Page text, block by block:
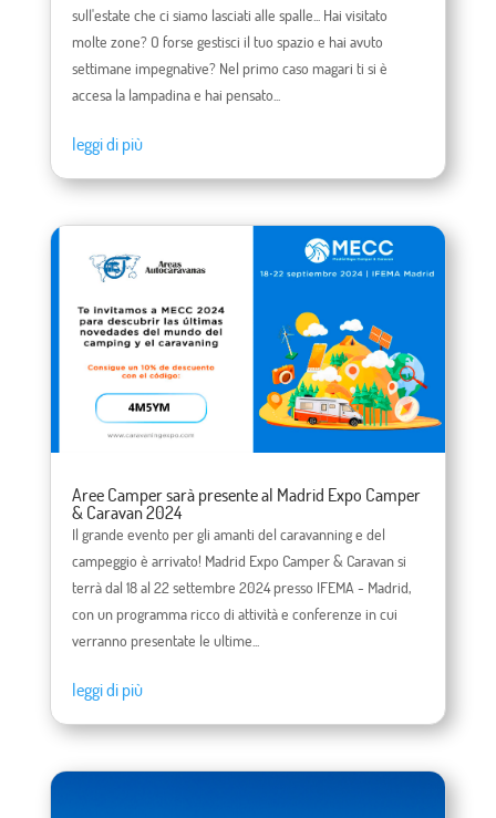
sull'estate che ci siamo lasciati alle spalle... Hai visitato
molte zone? O forse gestisci il tuo spazio e hai avuto
settimane impegnative? Nel primo caso magari ti si è
accesa la lampadina e hai pensato...
leggi di più
Aree Camper sarà presente al Madrid Expo Camper
& Caravan 2024
Il grande evento per gli amanti del caravanning e del
campeggio è arrivato! Madrid Expo Camper & Caravan si
terrà dal 18 al 22 settembre 2024 presso IFEMA - Madrid,
con un programma ricco di attività e conferenze in cui
verranno presentate le ultime...
leggi di più